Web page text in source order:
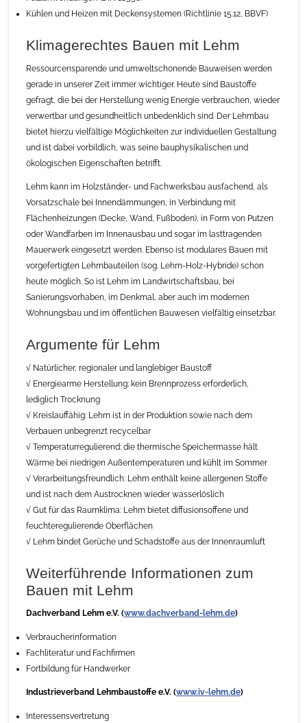
Kühlen und Heizen mit Deckensystemen (Richtlinie 15.12, BBVF)
Klimagerechtes Bauen mit Lehm
Ressourcensparende und umweltschonende Bauweisen werden
gerade in unserer Zeit immer wichtiger. Heute sind Baustoffe
gefragt, die bei der Herstellung wenig Energie verbrauchen, wieder
verwertbar und gesundheitlich unbedenklich sind. Der Lehmbau
bietet hierzu vielfältige Möglichkeiten zur individuellen Gestaltung
und ist dabei vorbildlich, was seine bauphysikalischen und
ökologischen Eigenschaften betrifft.
Lehm kann im Holzständer- und Fachwerksbau ausfachend, als
Vorsatzschale bei Innendämmungen, in Verbindung mit
Flächenheizungen (Decke, Wand, Fußboden), in Form von Putzen
oder Wandfarben im Innenausbau und sogar im lasttragenden
Mauerwerk eingesetzt werden. Ebenso ist modulares Bauen mit
vorgefertigten Lehmbauteilen (sog. Lehm-Holz-Hybride) schon
heute möglich. So ist Lehm im Landwirtschaftsbau, bei
Sanierungsvorhaben, im Denkmal, aber auch im modernen
Wohnungsbau und im öffentlichen Bauwesen vielfältig einsetzbar.
Argumente für Lehm
√ Natürlicher, regionaler und langlebiger Baustoff
√ Energiearme Herstellung: kein Brennprozess erforderlich,
lediglich Trocknung
√ Kreislauffähig: Lehm ist in der Produktion sowie nach dem
Verbauen unbegrenzt recycelbar
√ Temperaturregulierend: die thermische Speichermasse hält
Wärme bei niedrigen Außentemperaturen und kühlt im Sommer
√ Verarbeitungsfreundlich: Lehm enthält keine allergenen Stoffe
und ist nach dem Austrocknen wieder wasserlöslich
√ Gut für das Raumklima: Lehm bietet diffusionsoffene und
feuchteregulierende Oberflächen
√ Lehm bindet Gerüche und Schadstoffe aus der Innenraumluft
Weiterführende Informationen zum
Bauen mit Lehm
Dachverband Lehm e.V. (www.dachverband-lehm.de)
Verbraucherinformation
Fachliteratur und Fachfirmen
Fortbildung für Handwerker
Industrieverband Lehmbaustoffe e.V. (www.iv-lehm.de)
Interessensvertretung